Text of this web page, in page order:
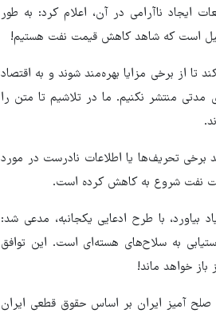
ایجاد ناآرامی در آن، اعلام کرد: به طور
است که شاهد کاهش قیمت نفت هستیم!
از برخی مزایا بهره‌مند شوند و به اقتصاد
مدتی منتشر نکنیم. ما در تلاشیم تا متن را
برخی تحریف‌ها یا اطلاعات نادرست در مورد
نفت شروع به کاهش کرده است.
با طرح ادعایی یکجانبه، مدعی شد:
به سلاح‌های هسته‌ای است. این توافق
خواهد ماند!
صلح آمیز ایران بر اساس حقوق قطعی ایران
کلینتون، ترامپ را به صدام حسین
تشبیه کرد